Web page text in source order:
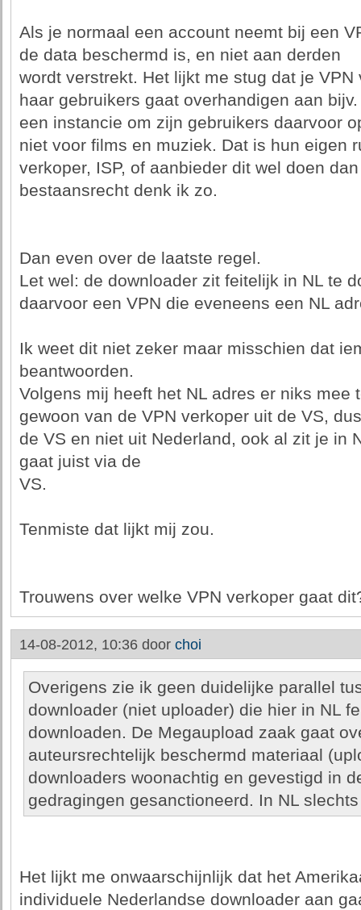
Als je normaal een account neemt bij een
de data beschermd is, en niet aan derden
wordt verstrekt. Het lijkt me stug dat je
haar gebruikers gaat overhandigen aan bijv.
een instancie om zijn gebruikers daarvoor
niet voor films en muziek. Dat is hun eigen
verkoper, ISP, of aanbieder dit wel doen
bestaansrecht denk ik zo.
Dan even over de laatste regel.
Let wel: de downloader zit feitelijk in NL te
daarvoor een VPN die eveneens een NL
Ik weet dit niet zeker maar misschien dat
beantwoorden.
Volgens mij heeft het NL adres er niks mee
gewoon van de VPN verkoper uit de VS,
de VS en niet uit Nederland, ook al zit je in
gaat juist via de
VS.
Tenmiste dat lijkt mij zou.
Trouwens over welke VPN verkoper gaat
14-08-2012, 10:36 door choi
Overigens zie ik geen duidelijke parallel
downloader (niet uploader) die hier in NL
downloaden. De Megaupload zaak gaat
auteursrechtelijk beschermd materiaal
downloaders woonachtig en gevestigd in
gedragingen gesanctioneerd. In NL
Het lijkt me onwaarschijnlijk dat het
individuele Nederlandse downloader aan